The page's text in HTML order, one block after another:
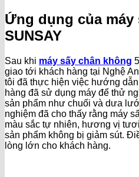
Ứng dụng của máy
SUNSAY
Sau khi máy sấy chân không
giao tới khách hàng tại Nghệ
tôi đã thực hiện việc hướng
hàng đã sử dụng máy để thử
sản phẩm như chuối và dưa
nghiệm đã cho thấy rằng máy
màu sắc tự nhiên, hương vị
sản phẩm không bị giảm sút.
lòng lớn cho khách hàng.